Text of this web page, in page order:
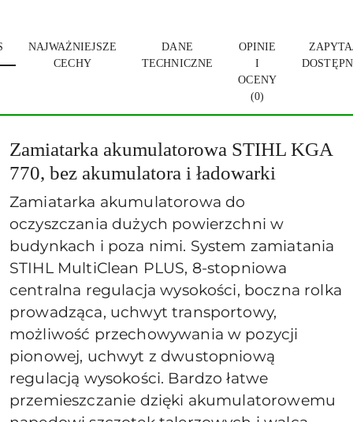
NAJWAŻNIEJSZE
CECHY
DANE
TECHNICZNE
OPINIE
I
OCENY
(0)
Zamiatarka akumulatorowa STIHL KGA
770, bez akumulatora i ładowarki
Zamiatarka akumulatorowa do
oczyszczania dużych powierzchni w
budynkach i poza nimi. System zamiatania
STIHL MultiClean PLUS, 8-stopniowa
centralna regulacja wysokości, boczna rolka
prowadząca, uchwyt transportowy,
możliwość przechowywania w pozycji
pionowej, uchwyt z dwustopniową
regulacją wysokości. Bardzo łatwe
przemieszczanie dzięki akumulatorowemu